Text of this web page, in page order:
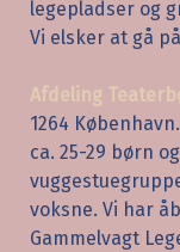
legepladser og
Vi elsker at gå
Afdeling
1264
ca. 25-29 børn
voksne. Vi har
Gammelvagt